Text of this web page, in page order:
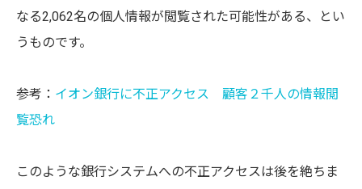
なる2,062名の個人情報が閲覧された可能性がある、とい
うものです。
参考： イオン銀行に不正アクセス 顧客２千人の情報閲
覧恐れ
このような銀行システムへの不正アクセスは後を絶ちま